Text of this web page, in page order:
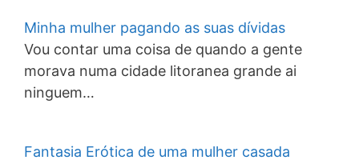
Minha mulher pagando as suas dívidas
Vou contar uma coisa de quando a gente
morava numa cidade litoranea grande ai
ninguem…
Fantasia Erótica de uma mulher casada